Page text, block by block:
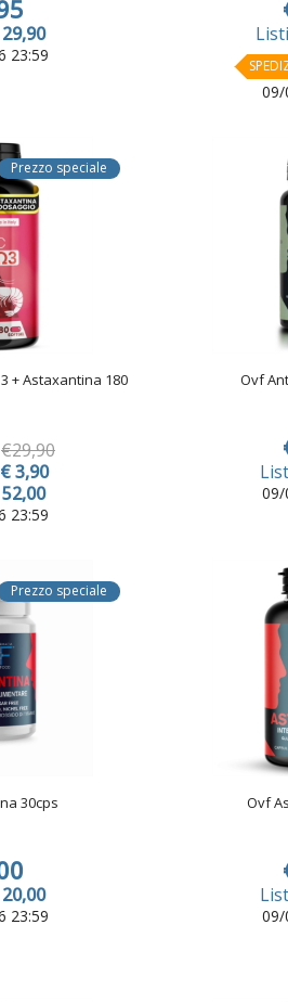
23:59
09/
Prezzo speciale
+ Astaxantina 180
€29,90
€ 3,90
23:59
Ovf
09/
Prezzo speciale
30cps
23:59
Ovf
09/